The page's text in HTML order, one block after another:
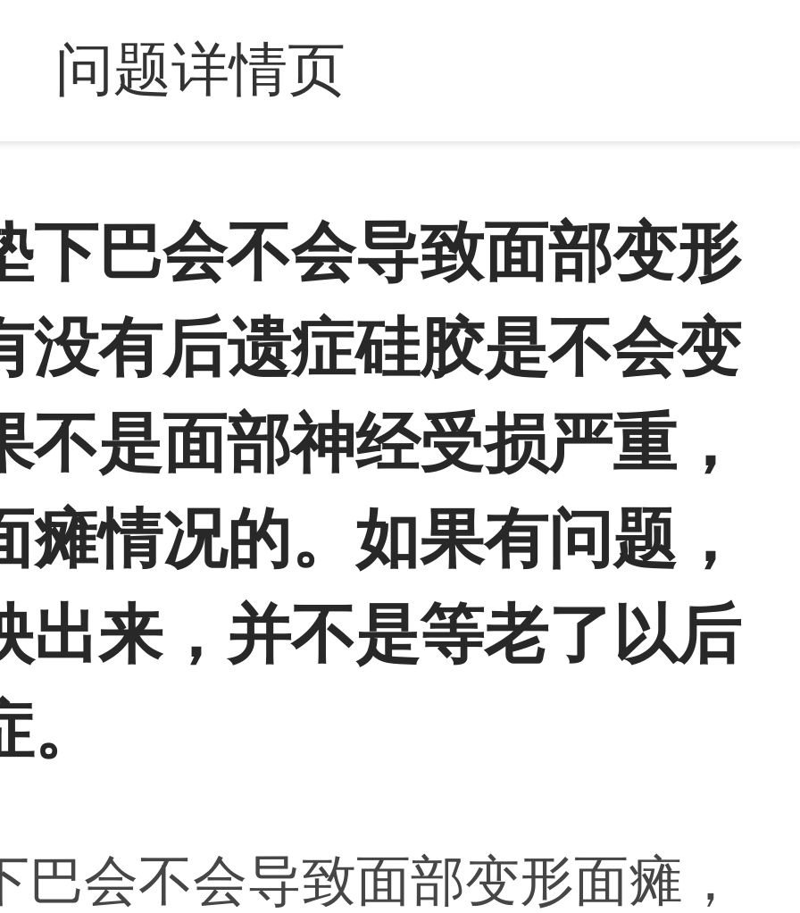
问题详情页
下巴会不会导致面部变形
没有后遗症硅胶是不会变
不是面部神经受损严重，
瘫情况的。如果有问题，
出来，并不是等老了以后
巴会不会导致面部变形面瘫，